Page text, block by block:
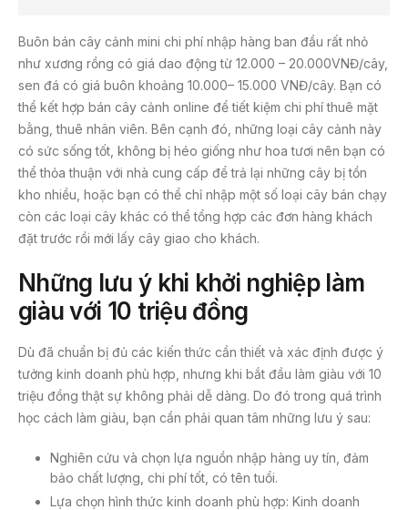
Buôn bán cây cảnh mini chi phí nhập hàng ban đầu rất nhỏ
như xương rồng có giá dao động từ 12.000 – 20.000VNĐ/cây,
sen đá có giá buôn khoảng 10.000– 15.000 VNĐ/cây. Bạn có
thể kết hợp bán cây cảnh online để tiết kiệm chi phí thuê mặt
bằng, thuê nhân viên. Bên cạnh đó, những loại cây cảnh này
có sức sống tốt, không bị héo giống như hoa tươi nên bạn có
thể thỏa thuận với nhà cung cấp để trả lại những cây bị tồn
kho nhiều, hoặc bạn có thể chỉ nhập một số loại cây bán chạy
còn các loại cây khác có thể tổng hợp các đơn hàng khách
đặt trước rồi mới lấy cây giao cho khách.
Những lưu ý khi khởi nghiệp làm
giàu với 10 triệu đồng
Dù đã chuẩn bị đủ các kiến thức cần thiết và xác định được ý
tưởng kinh doanh phù hợp, nhưng khi bắt đầu làm giàu với 10
triệu đồng thật sự không phải dễ dàng. Do đó trong quá trình
học cách làm giàu, bạn cần phải quan tâm những lưu ý sau:
Nghiên cứu và chọn lựa nguồn nhập hàng uy tín, đảm
bảo chất lượng, chi phí tốt, có tên tuổi.
Lựa chọn hình thức kinh doanh phù hợp: Kinh doanh